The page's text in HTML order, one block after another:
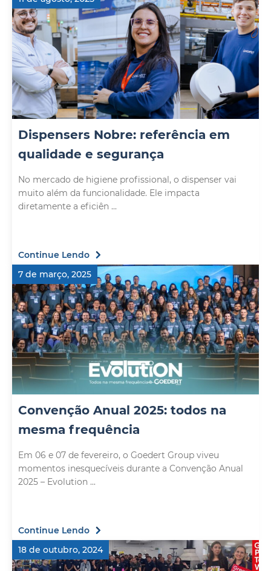
Dispensers Nobre: referência em
qualidade e segurança
No mercado de higiene profissional, o dispenser vai
muito além da funcionalidade. Ele impacta
diretamente a eficiên ...
Continue Lendo
7 de março, 2025
Convenção Anual 2025: todos na
mesma frequência
Em 06 e 07 de fevereiro, o Goedert Group viveu
momentos inesquecíveis durante a Convenção Anual
2025 – Evolution ...
Continue Lendo
18 de outubro, 2024